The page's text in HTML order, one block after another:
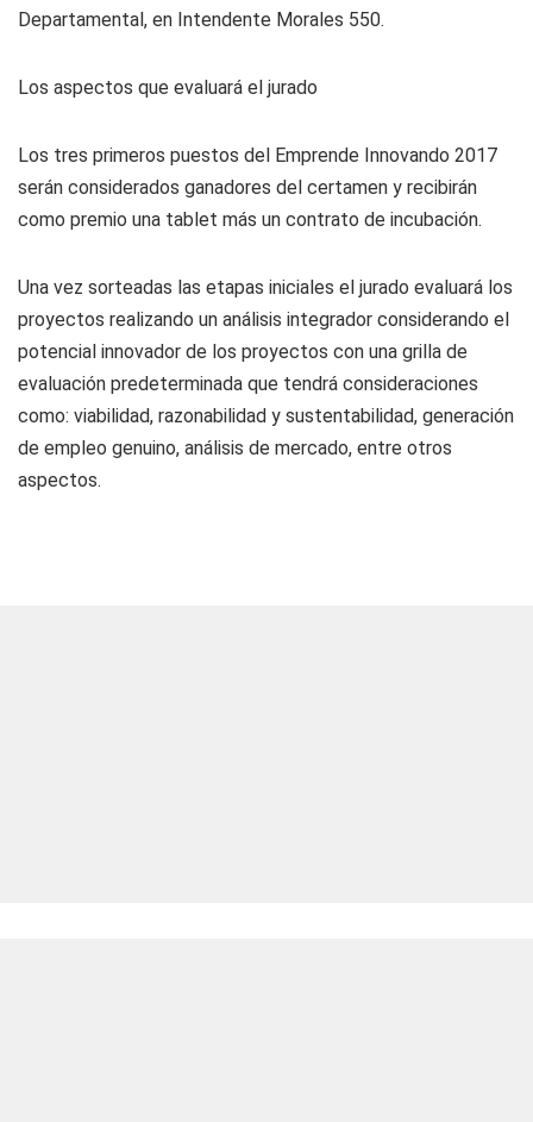
Departamental, en Intendente Morales 550.
Los aspectos que evaluará el jurado
Los tres primeros puestos del Emprende Innovando 2017
serán considerados ganadores del certamen y recibirán
como premio una tablet más un contrato de incubación.
Una vez sorteadas las etapas iniciales el jurado evaluará los
proyectos realizando un análisis integrador considerando el
potencial innovador de los proyectos con una grilla de
evaluación predeterminada que tendrá consideraciones
como: viabilidad, razonabilidad y sustentabilidad, generación
de empleo genuino, análisis de mercado, entre otros
aspectos.